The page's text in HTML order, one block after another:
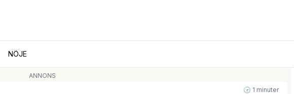
NÖJE
ANNONS
🕝 1 minuter